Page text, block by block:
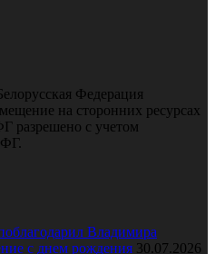
Федерация
на сторонних ресурсах
разрешено с учетом
Владимира
с днем рождения 30.07.2026